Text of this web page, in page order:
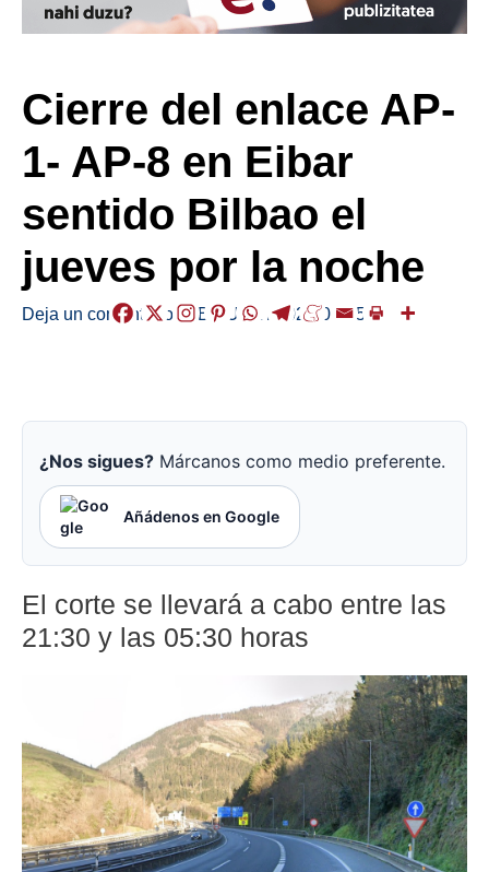
Cierre del enlace AP-
1- AP-8 en Eibar
sentido Bilbao el
jueves por la noche
Deja un comentario /ABISUAK /2026-06-25
¿Nos sigues? Márcanos como medio preferente.
Añádenos en Google
El corte se llevará a cabo entre las
21:30 y las 05:30 horas